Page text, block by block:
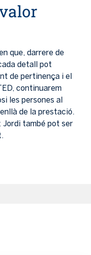
que, darrere de
detall pot
de pertinença i el
continuarem
les persones al
de la prestació.
Jordi també pot ser